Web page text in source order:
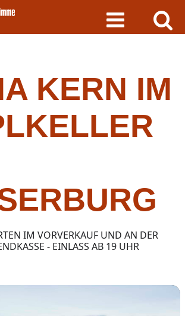
KERN IM
IM VORVERKAUF UND AN DER
- EINLASS AB 19 UHR